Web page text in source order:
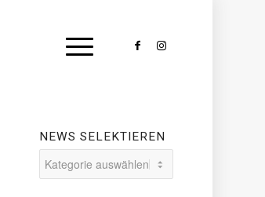
NEWS SELEKTIEREN
News
selektieren